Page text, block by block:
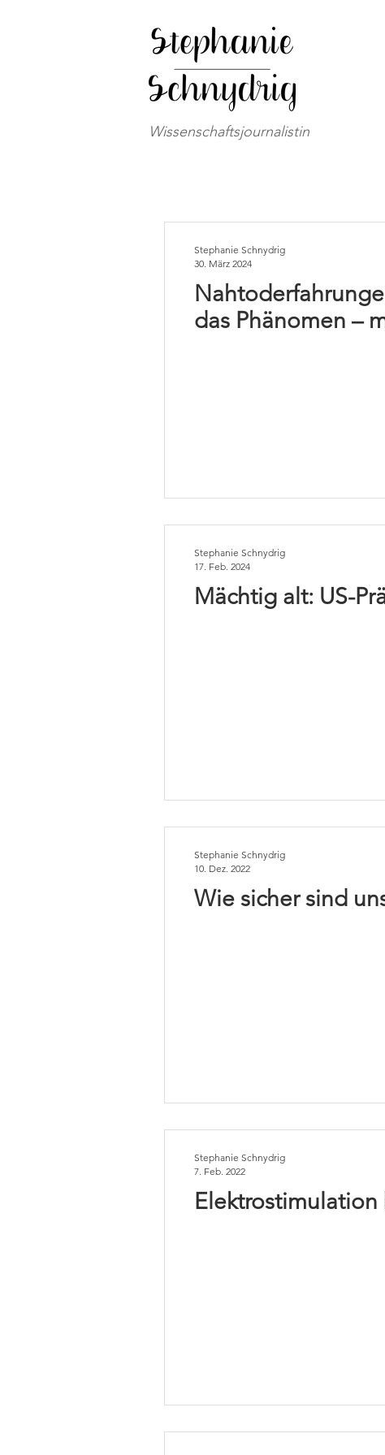
Wissenschaftsjournalistin
das Phänomen –
Stephanie Schnydrig
30. März 2024
Mächtig alt: US-
Stephanie Schnydrig
17. Feb. 2024
Wie sicher sind
Stephanie Schnydrig
10. Dez. 2022
Stephanie Schnydrig
7. Feb. 2022